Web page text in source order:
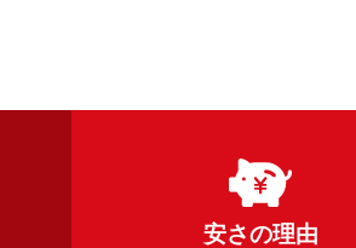
安さの理由